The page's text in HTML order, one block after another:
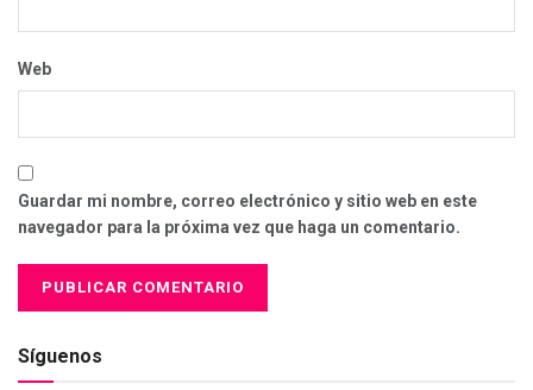
Web
Guardar mi nombre, correo electrónico y sitio web en este
navegador para la próxima vez que haga un comentario.
Síguenos